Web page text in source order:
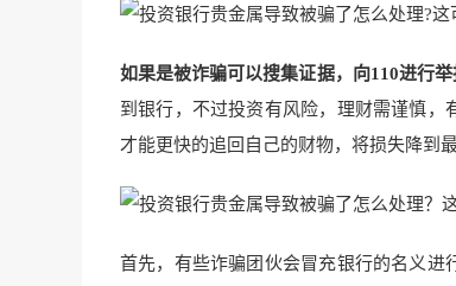
如果是被诈骗可以搜集证据，向110进行
到银行，不过投资有风险，理财需谨慎
才能更快的追回自己的财物，将损失降到最
首先，有些诈骗团伙会冒充银行的名义进